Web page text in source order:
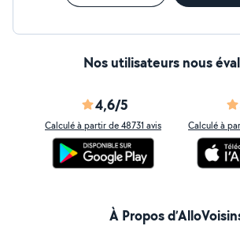
Nos utilisateurs nous
4,6/5
Calculé à partir de 48731 avis Calculé à
À Propos